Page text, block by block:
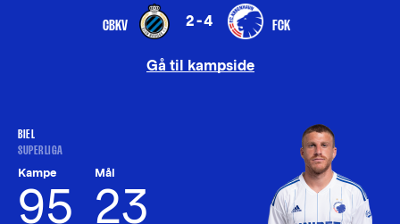
CBKV 2-4 FCK
Gå til kampside
BIEL
SUPERLIGA
Kampe
95
Mål
23